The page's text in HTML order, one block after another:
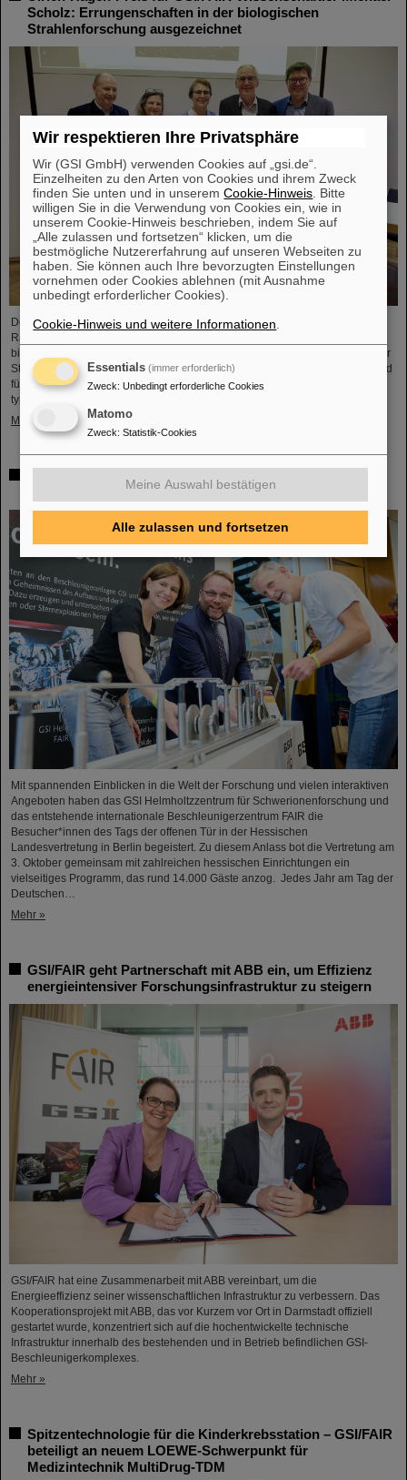
Scholz: Errungenschaften in der biologischen
Strahlenforschung ausgezeichnet
Der GSI/FAIR-Wissenschaftler Privatdozent Dr. Michael Scholz wurde im
Rahmen der diesjährigen Jahrestagung der Deutschen Gesellschaft für
biologische Strahlenforschung (DeGBS) in München für seine Beiträge in der
Strahlenforschung mit dem Ulrich-Hagen-Preis ausgezeichnet. Der Preis wird
für herausragende Verdienste in der deutschen Strahlenforschung –
typischerweise für ein Lebenswerk – vergeben.
Mehr »
in Berlin: GSI und FAIR ziehen positive Bilanz
Mit spannenden Einblicken in die Welt der Forschung und vielen interaktiven
Angeboten haben das GSI Helmholtzzentrum für Schwerionenforschung und
das entstehende internationale Beschleunigerzentrum FAIR die
Besucher*innen des Tags der offenen Tür in der Hessischen
Landesvertretung in Berlin begeistert. Zu diesem Anlass bot die Vertretung am
3. Oktober gemeinsam mit zahlreichen hessischen Einrichtungen ein
vielseitiges Programm, das rund 14.000 Gäste anzog. Jedes Jahr am Tag der
Deutschen…
Mehr »
GSI/FAIR geht Partnerschaft mit ABB ein, um Effizienz
energieintensiver Forschungsinfrastruktur zu steigern
GSI/FAIR hat eine Zusammenarbeit mit ABB vereinbart, um die
Energieeffizienz seiner wissenschaftlichen Infrastruktur zu verbessern. Das
Kooperationsprojekt mit ABB, das vor Kurzem vor Ort in Darmstadt offiziell
gestartet wurde, konzentriert sich auf die hochentwickelte technische
Infrastruktur innerhalb des bestehenden und in Betrieb befindlichen GSI-
Beschleunigerkomplexes.
Mehr »
Spitzentechnologie für die Kinderkrebsstation – GSI/FAIR
beteiligt an neuem LOEWE-Schwerpunkt für
Medizintechnik MultiDrug-TDM
Wir respektieren Ihre Privatsphäre
Wir (GSI GmbH) verwenden Cookies auf „gsi.de“.
Einzelheiten zu den Arten von Cookies und ihrem Zweck
finden Sie unten und in unseremCookie-Hinweis . Bitte
willigen Sie in die Verwendung von Cookies ein, wie in
unserem Cookie-Hinweis beschrieben, indem Sie auf
„Alle zulassen und fortsetzen“ klicken, um die
bestmögliche Nutzererfahrung auf unseren Webseiten zu
haben. Sie können auch Ihre bevorzugten Einstellungen
vornehmen oder Cookies ablehnen (mit Ausnahme
unbedingt erforderlicher Cookies).
Cookie-Hinweis und weitere Informationen
Essentials (immer erforderlich)
Zweck: Unbedingt erforderliche Cookies
Matomo
Zweck: Statistik-Cookies
Meine Auswahl bestätigen
Alle zulassen und fortsetzen